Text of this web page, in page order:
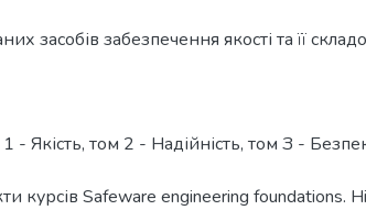
засобів забезпечення якості та її
- Якість, том 2 - Надійність, том З -
курсів Safeware engineering foundations.